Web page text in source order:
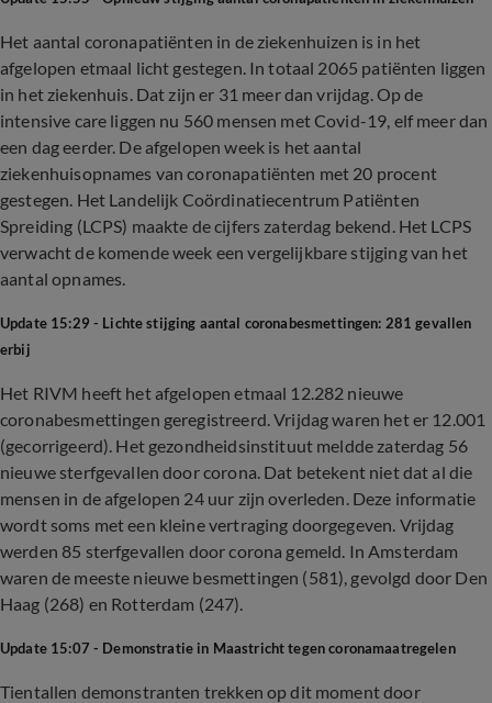
Het aantal coronapatiënten in de ziekenhuizen is in het
afgelopen etmaal licht gestegen. In totaal 2065 patiënten liggen
in het ziekenhuis. Dat zijn er 31 meer dan vrijdag. Op de
intensive care liggen nu 560 mensen met Covid-19, elf meer dan
een dag eerder. De afgelopen week is het aantal
ziekenhuisopnames van coronapatiënten met 20 procent
gestegen. Het Landelijk Coördinatiecentrum Patiënten
Spreiding (LCPS) maakte de cijfers zaterdag bekend. Het LCPS
verwacht de komende week een vergelijkbare stijging van het
aantal opnames.
Update 15:29 - Lichte stijging aantal coronabesmettingen: 281 gevallen
erbij
Het RIVM heeft het afgelopen etmaal 12.282 nieuwe
coronabesmettingen geregistreerd. Vrijdag waren het er 12.001
(gecorrigeerd). Het gezondheidsinstituut meldde zaterdag 56
nieuwe sterfgevallen door corona. Dat betekent niet dat al die
mensen in de afgelopen 24 uur zijn overleden. Deze informatie
wordt soms met een kleine vertraging doorgegeven. Vrijdag
werden 85 sterfgevallen door corona gemeld. In Amsterdam
waren de meeste nieuwe besmettingen (581), gevolgd door Den
Haag (268) en Rotterdam (247).
Update 15:07 - Demonstratie in Maastricht tegen coronamaatregelen
Tientallen demonstranten trekken op dit moment door